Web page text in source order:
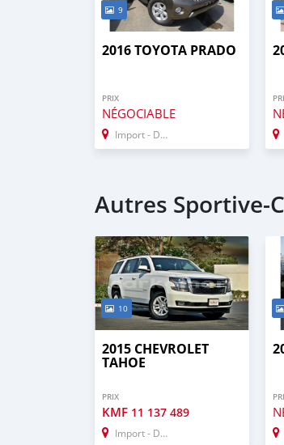
9
2016 TOYOTA PRADO
PRIX
NÉGOCIABLE
Import - Dubai
Autres
10
2015 CHEVROLET
TAHOE
PRIX
KMF 11 137 489
Import - Dubai